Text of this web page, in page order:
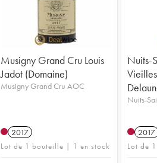
Musigny Grand Cru Louis
Jadot (Domaine)
Musigny Grand Cru AOC
2017
Lot de 1 bouteille | 1 en stock
Nuits-
Nuits-
2017
Lot de